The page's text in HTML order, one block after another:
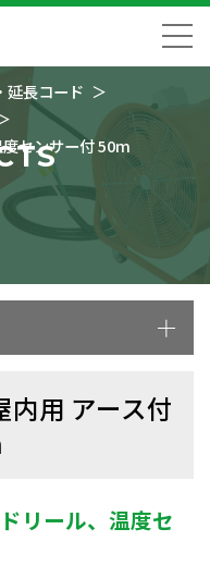
延長コード
度センサー付 50m
内用 アース付
リール、温度セ